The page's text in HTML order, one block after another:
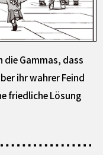
die Gammas, dass
ihr wahrer Feind
friedliche Lösung